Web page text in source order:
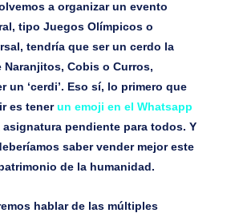
a organizar un evento
tipo Juegos Olímpicos o
tendría que ser un cerdo la
Naranjitos, Cobis o Curros,
un ‘cerdi’. Eso sí, lo primero que
es tener un emoji en el Whatsapp
asignatura pendiente para todos. Y
saber vender mejor este
de la humanidad.
hablar de las múltiples